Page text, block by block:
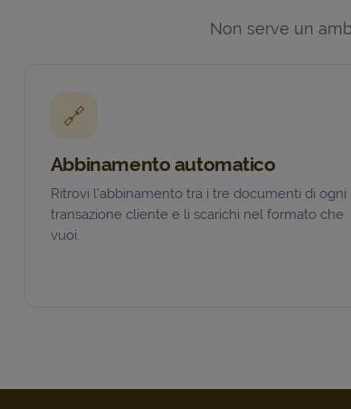
Non serve un
🔗
Abbinamento automatico
Ritrovi l’abbinamento tra i tre documenti di ogni
transazione cliente e li scarichi nel formato che
vuoi.